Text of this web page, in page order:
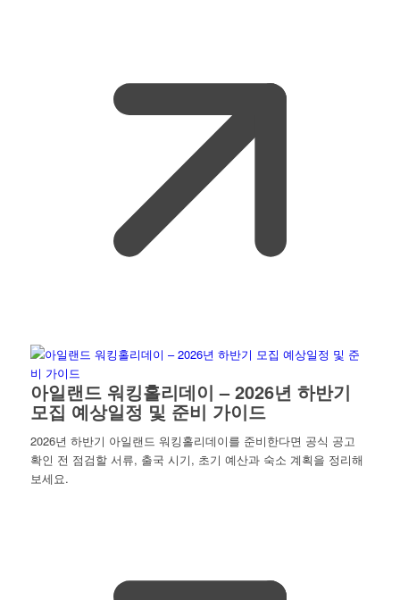
아일랜드 워킹홀리데이 – 2026년 하반기
모집 예상일정 및 준비 가이드
2026년 하반기 아일랜드 워킹홀리데이를 준비한다면 공식 공고
확인 전 점검할 서류, 출국 시기, 초기 예산과 숙소 계획을 정리해
보세요.